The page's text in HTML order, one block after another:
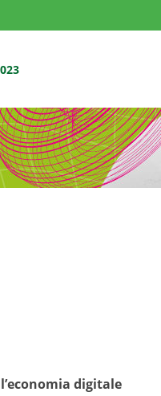
digitale